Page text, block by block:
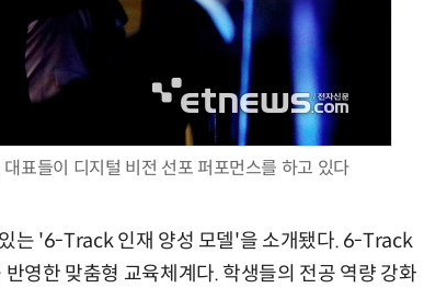
표들이 디지털 비전 선포 퍼포먼스를 하고 있다
는 '6-Track 인재 양성 모델'을 소개됐다. 6-Track
영한 맞춤형 교육체계다. 학생들의 전공 역량 강화